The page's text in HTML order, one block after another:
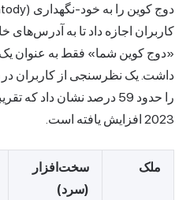
کاربران اجازه داد تا به آدرس‌های
«دوج کوین شما» فقط به عنوان یک
2023 افزایش یافته است.
ملک
سخت‌افزار
(سرد)